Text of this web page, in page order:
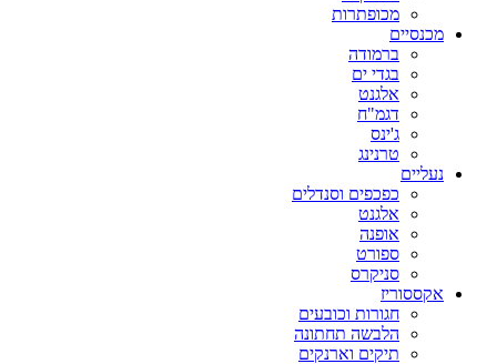
מכופתרות
מכנסיים
ברמודה
בגדי ים
אלגנט
דגמ"ח
ג'ינס
טרנינג
נעליים
כפכפים וסנדלים
אלגנט
אופנה
ספורט
סניקרס
אקססוריז
חגורות וכובעים
הלבשה תחתונה
תיקים וארנקים